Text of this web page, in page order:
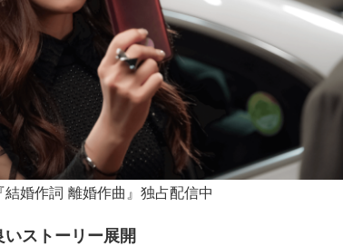
婚作詞 離婚作曲』独占配信中
ストーリー展開